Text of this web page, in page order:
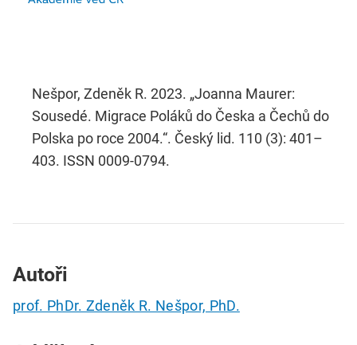
Nešpor, Zdeněk R. 2023. „Joanna Maurer:
Sousedé. Migrace Poláků do Česka a Čechů do
Polska po roce 2004.“. Český lid. 110 (3): 401–
403. ISSN 0009-0794.
Autoři
prof. PhDr. Zdeněk R. Nešpor, PhD.